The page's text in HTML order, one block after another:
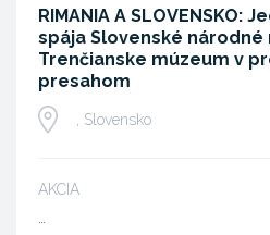
RIMANIA A SLOVENSKO:
spája Slovenské národné
Trenčianske múzeum v
presahom
, Slovensko
AKCIA